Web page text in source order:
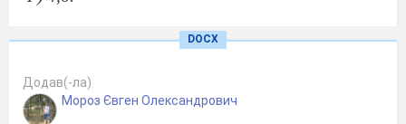
трьох імператорів».
2) Австро-Угорська монархія;
3) Російська імперія;
DOCX
Додав(-ла)
Мороз Євген Олександрович